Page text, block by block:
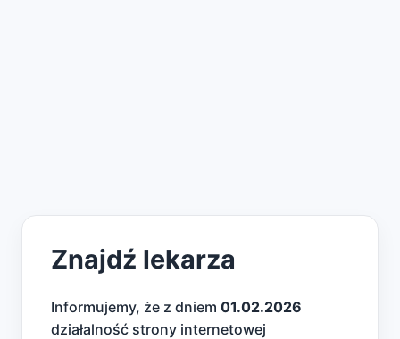
Znajdź lekarza
Informujemy, że z dniem 01.02.2026
działalność strony internetowej